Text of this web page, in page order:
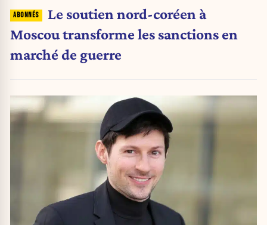
Le soutien nord-coréen à
Moscou transforme les sanctions en
marché de guerre